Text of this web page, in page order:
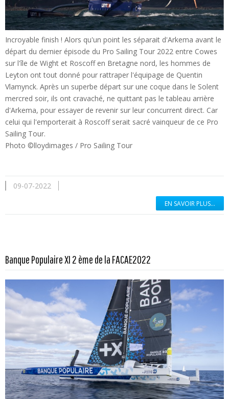
Incroyable finish ! Alors qu'un point les séparait d'Arkema avant le
départ du dernier épisode du Pro Sailing Tour 2022 entre Cowes
sur l'île de Wight et Roscoff en Bretagne nord, les hommes de
Leyton ont tout donné pour rattraper l'équipage de Quentin
Vlamynck. Après un superbe départ sur une coque dans le Solent
mercred soir, ils ont cravaché, ne quittant pas le tableau arrière
d'Arkema, pour essayer de revenir sur leur concurrent direct. Car
celui qui l'emporterait à Roscoff serait sacré vainqueur de ce Pro
Sailing Tour.
Photo ©lloydimages / Pro Sailing Tour
09-07-2022
EN SAVOIR PLUS...
Banque Populaire XI 2 ème de la FACAE2022